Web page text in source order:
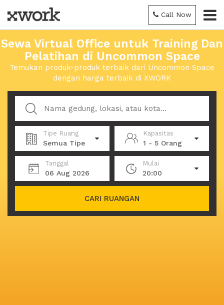
Call Now
Sewa Virtual Office untuk Training Dan
Pelatihan di Uncommon Space
Temukan produk-produk terbaik dari Uncommon Space
dengan harga terbaik di XWORK
Tipe Ruang
Semua Tipe
Kapasitas
1 - 5 Orang
Tanggal
06 Aug 2026
Mulai
20:00
CARI RUANGAN